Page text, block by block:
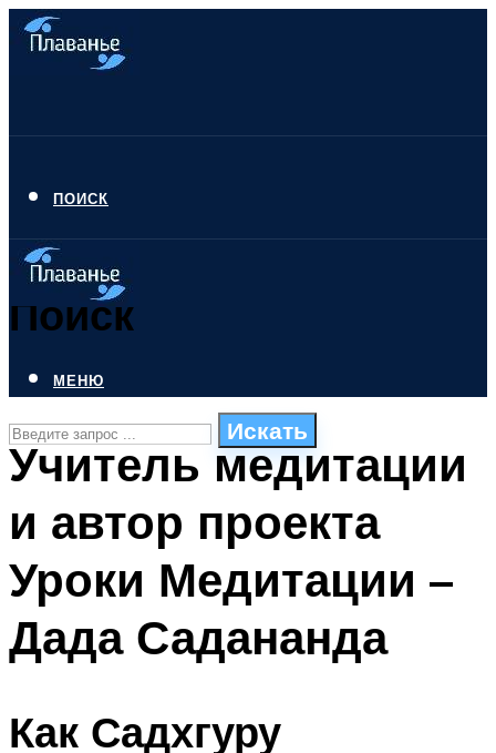
ПОИСК
Поиск
Искать
ПЛАВАНЬЕ ДЛЯ ДЕТЕЙ
БАССЕЙН ДЛЯ ДОМА
ОЧИСТКА БАССЕЙНОВ
МЕНЮ
Учитель медитации
и автор проекта
Уроки Медитации –
Дада Садананда
Как Садхгуру